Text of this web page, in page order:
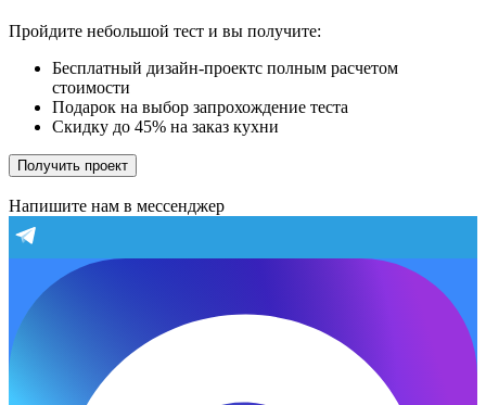
Пройдите небольшой тест и вы получите:
Бесплатный дизайн-проектс полным расчетом
стоимости
Подарок на выбор запрохождение теста
Скидку до 45% на заказ кухни
Получить проект
Напишите нам в мессенджер